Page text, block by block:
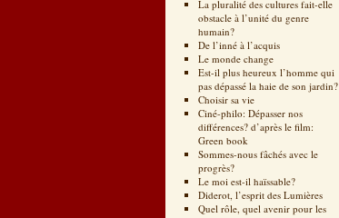
La pluralité des cultures fait-elle
obstacle à l’unité du genre
humain?
De l’inné à l’acquis
Le monde change
Est-il plus heureux l’homme qui
pas dépassé la haie de son jardin?
Choisir sa vie
Ciné-philo: Dépasser nos
différences? d’après le film:
Green book
Sommes-nous fâchés avec le
progrès?
Le moi est-il haïssable?
Diderot, l’esprit des Lumières
Quel rôle, quel avenir pour les